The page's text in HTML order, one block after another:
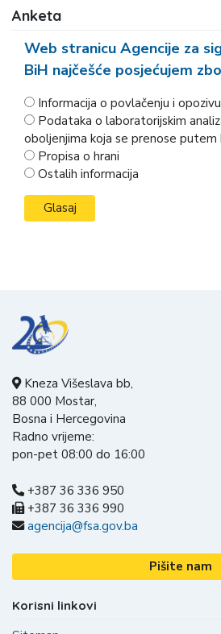
Anketa
Web stranicu Agencije za
BiH najčešće posjećujem
Informacija o povlačenju i
Podataka o laboratorijskim
oboljenjima koja se prenose putem
Propisa o hrani
Ostalih informacija
Kneza Višeslava bb,
88 000 Mostar,
Bosna i Hercegovina
Radno vrijeme:
pon-pet 08:00 do 16:00
+387 36 336 950
+387 36 336 990
agencija@fsa.gov.ba
Pišite nam
Korisni linkovi